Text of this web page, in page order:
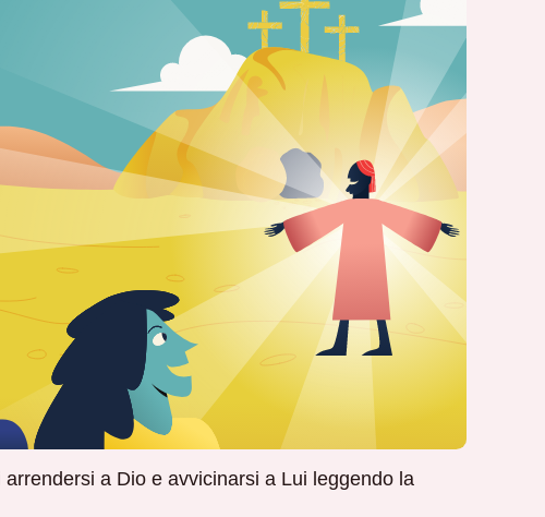
a Dio e avvicinarsi a Lui leggendo la